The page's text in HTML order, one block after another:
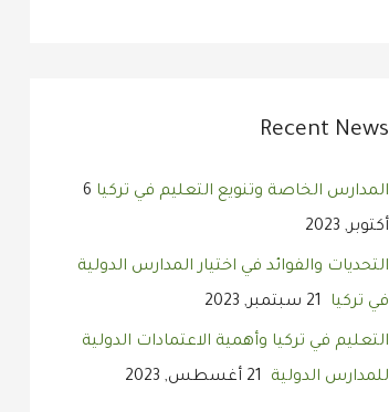
Recent News
المدارس الخاصة وتنويع التعليم في تركيا 6
أكتوبر, 2023
التحديات والفوائد في اختيار المدارس الدولية
في تركيا
21 سبتمبر, 2023
التعليم في تركيا وأهمية الاعتمادات الدولية
للمدارس الدولية
21 أغسطس, 2023